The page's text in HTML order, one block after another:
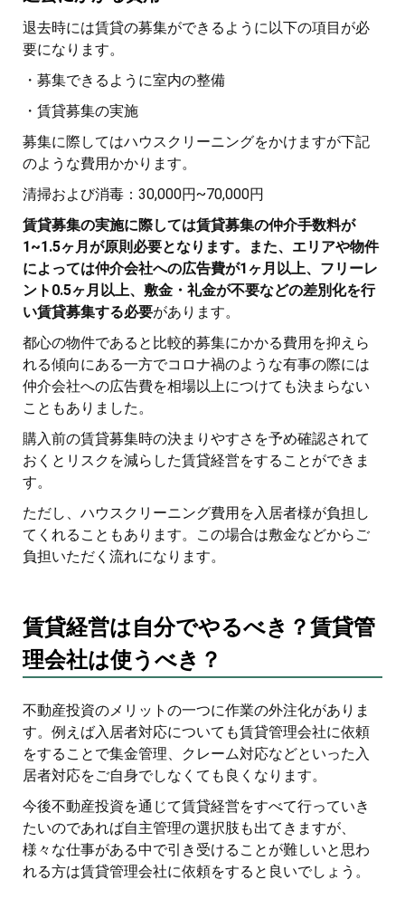
退去時には賃貸の募集ができるように以下の項目が必
要になります。
・募集できるように室内の整備
・賃貸募集の実施
募集に際してはハウスクリーニングをかけますが下記
のような費用かかります。
清掃および消毒：30,000円~70,000円
賃貸募集の実施に際しては賃貸募集の仲介手数料が
1~1.5ヶ月が原則必要となります。また、エリアや物件
によっては仲介会社への広告費が1ヶ月以上、フリーレ
ント0.5ヶ月以上、敷金・礼金が不要などの差別化を行
い賃貸募集する必要があります。
都心の物件であると比較的募集にかかる費用を抑えら
れる傾向にある一方でコロナ禍のような有事の際には
仲介会社への広告費を相場以上につけても決まらない
こともありました。
購入前の賃貸募集時の決まりやすさを予め確認されて
おくとリスクを減らした賃貸経営をすることができま
す。
ただし、ハウスクリーニング費用を入居者様が負担し
てくれることもあります。この場合は敷金などからご
負担いただく流れになります。
賃貸経営は自分でやるべき？賃貸管
理会社は使うべき？
不動産投資のメリットの一つに作業の外注化がありま
す。例えば入居者対応についても賃貸管理会社に依頼
をすることで集金管理、クレーム対応などといった入
居者対応をご自身でしなくても良くなります。
今後不動産投資を通じて賃貸経営をすべて行っていき
たいのであれば自主管理の選択肢も出てきますが、
様々な仕事がある中で引き受けることが難しいと思わ
れる方は賃貸管理会社に依頼をすると良いでしょう。